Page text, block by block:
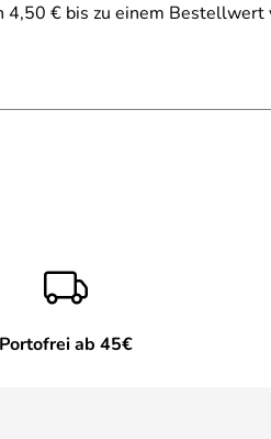
4,50 € bis zu einem Bestellwert
Portofrei ab 45€